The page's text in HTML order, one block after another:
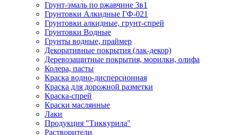
Грунт-эмаль по ржавчине 3в1
Грунтовки Алкидные ГФ-021
Грунтовки алкидные, грунт-спрей
Грунтовки Водные
Грунты водные, праймер
Декоративные покрытия (лак-декор)
Деревозащитные покрытия, морилки, олифа
Колера, пасты
Краска водно-дисперсионная
Краска для дорожной разметки
Краска-спрей
Краски маслянные
Лаки
Продукция "Тиккурила"
Растворители